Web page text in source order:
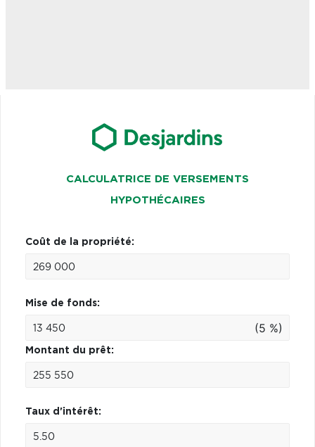
CALCULATRICE DE VERSEMENTS
HYPOTHÉCAIRES
Coût de la propriété:
Mise de fonds:
(5 %)
Montant du prêt:
Taux d'intérêt: